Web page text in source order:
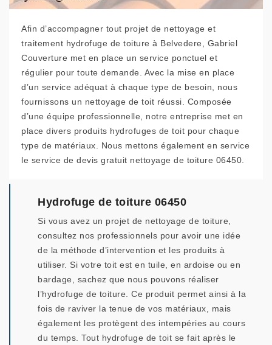
Afin d’accompagner tout projet de nettoyage et
traitement hydrofuge de toiture à Belvedere, Gabriel
Couverture met en place un service ponctuel et
régulier pour toute demande. Avec la mise en place
d’un service adéquat à chaque type de besoin, nous
fournissons un nettoyage de toit réussi. Composée
d’une équipe professionnelle, notre entreprise met en
place divers produits hydrofuges de toit pour chaque
type de matériaux. Nous mettons également en service
le service de devis gratuit nettoyage de toiture 06450.
Hydrofuge de toiture 06450
Si vous avez un projet de nettoyage de toiture,
consultez nos professionnels pour avoir une idée
de la méthode d’intervention et les produits à
utiliser. Si votre toit est en tuile, en ardoise ou en
bardage, sachez que nous pouvons réaliser
l’hydrofuge de toiture. Ce produit permet ainsi à la
fois de raviver la tenue de vos matériaux, mais
également les protègent des intempéries au cours
du temps. Tout hydrofuge de toit se fait après le